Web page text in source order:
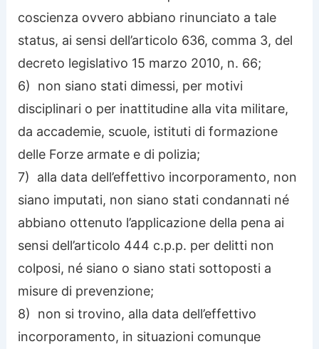
coscienza ovvero abbiano rinunciato a tale
status, ai sensi dell’articolo 636, comma 3, del
decreto legislativo 15 marzo 2010, n. 66;
6) non siano stati dimessi, per motivi
disciplinari o per inattitudine alla vita militare,
da accademie, scuole, istituti di formazione
delle Forze armate e di polizia;
7) alla data dell’effettivo incorporamento, non
siano imputati, non siano stati condannati né
abbiano ottenuto l’applicazione della pena ai
sensi dell’articolo 444 c.p.p. per delitti non
colposi, né siano o siano stati sottoposti a
misure di prevenzione;
8) non si trovino, alla data dell’effettivo
incorporamento, in situazioni comunque